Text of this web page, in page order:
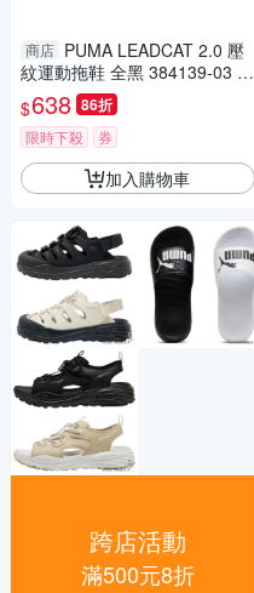
商店 PUMA LEADCAT 2.0 壓
紋運動拖鞋 全黑 384139-03 男
鞋
$638 86折
限時下殺 券
加入購物車
跨店活動
滿500元8折